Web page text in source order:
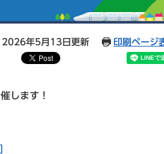
2026年5月13日更新 印刷ページ
します！